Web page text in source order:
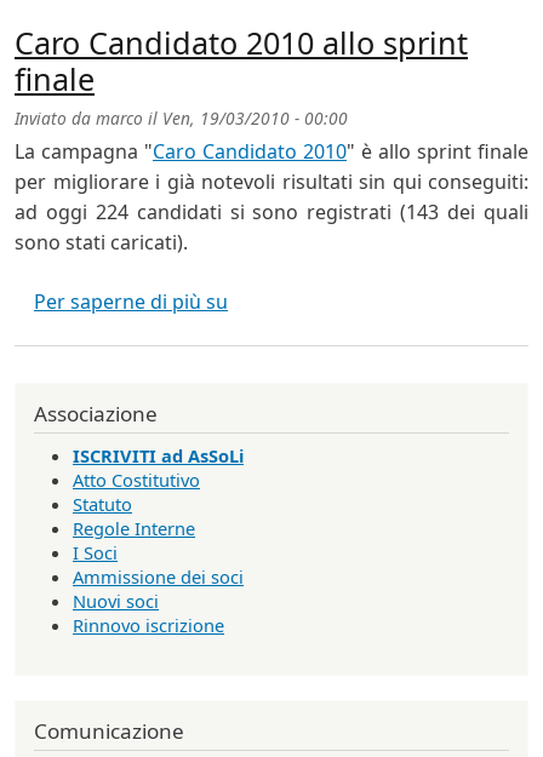
Caro Candidato 2010 allo sprint
finale
Inviato da marco il Ven, 19/03/2010 - 00:00
La campagna "Caro Candidato 2010" è allo sprint finale
per migliorare i già notevoli risultati sin qui conseguiti:
ad oggi 224 candidati si sono registrati (143 dei quali
sono stati caricati).
Per saperne di più su
Associazione
ISCRIVITI ad AsSoLi
Atto Costitutivo
Statuto
Regole Interne
I Soci
Ammissione dei soci
Nuovi soci
Rinnovo iscrizione
Comunicazione